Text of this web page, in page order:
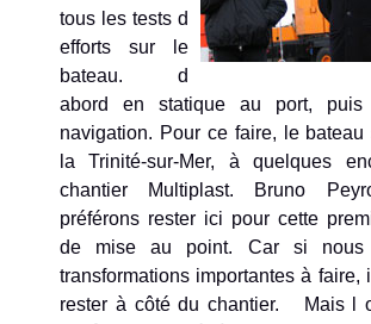
tous les tests d
efforts sur le
bateau. d
abord en statique au port, puis
navigation. Pour ce faire, le bateau
la Trinité-sur-Mer, à quelques
chantier Multiplast. Bruno
préférons rester ici pour cette
de mise au point. Car si nous
transformations importantes à faire,
rester à côté du chantier. Mais l